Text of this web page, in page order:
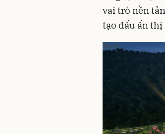
vai trò nền
tạo dấu ấn thị